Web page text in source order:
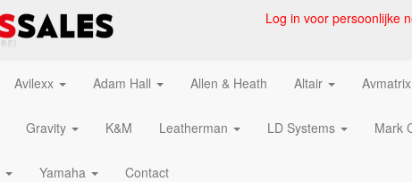
Log in voor persoonlijke
Avilexx Adam Hall Allen & Heath Altair Avmatrix
Gravity K&M Leatherman LD Systems Mark
Yamaha Contact